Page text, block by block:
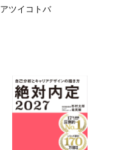
アツイコトバ